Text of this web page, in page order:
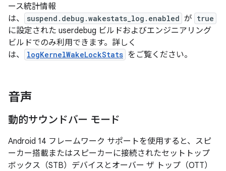
ース統計情報
は、
suspend.debug.wakestats_log.enabled が true
に設定された userdebug ビルドおよびエンジニアリング
ビルドでのみ利用できます。詳しく
は、
logKernelWakeLockStats をご覧ください。
音声
動的サウンドバー モード
Android 14 フレームワーク サポートを使用すると、スピ
ーカー搭載またはスピーカーに接続されたセットトップ
ボックス（STB）デバイスとオーバー ザ トップ（OTT）